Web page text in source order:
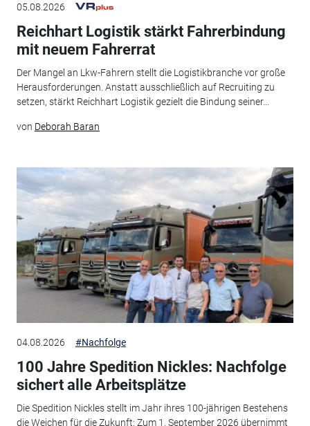
05.08.2026
Reichhart Logistik stärkt Fahrerbindung
mit neuem Fahrerrat
Der Mangel an Lkw-Fahrern stellt die Logistikbranche vor große
Herausforderungen. Anstatt ausschließlich auf Recruiting zu
setzen, stärkt Reichhart Logistik gezielt die Bindung seiner...
von Deborah Baran
04.08.2026 #Nachfolge
100 Jahre Spedition Nickles: Nachfolge
sichert alle Arbeitsplätze
Die Spedition Nickles stellt im Jahr ihres 100-jährigen Bestehens
die Weichen für die Zukunft: Zum 1. September 2026 übernimmt